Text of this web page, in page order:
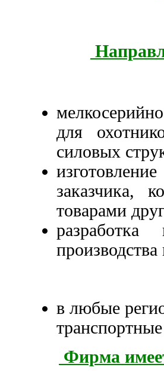
для
силовых
заказчика,
товарами
в любые
Фирма